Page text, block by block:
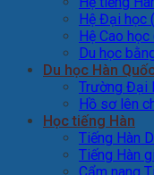
Hệ Đại học
Hệ Cao
Du học
Du học Hàn
Trường Đại
Hồ sơ lên
Học tiếng Hàn
Tiếng Hàn
Tiếng Hàn